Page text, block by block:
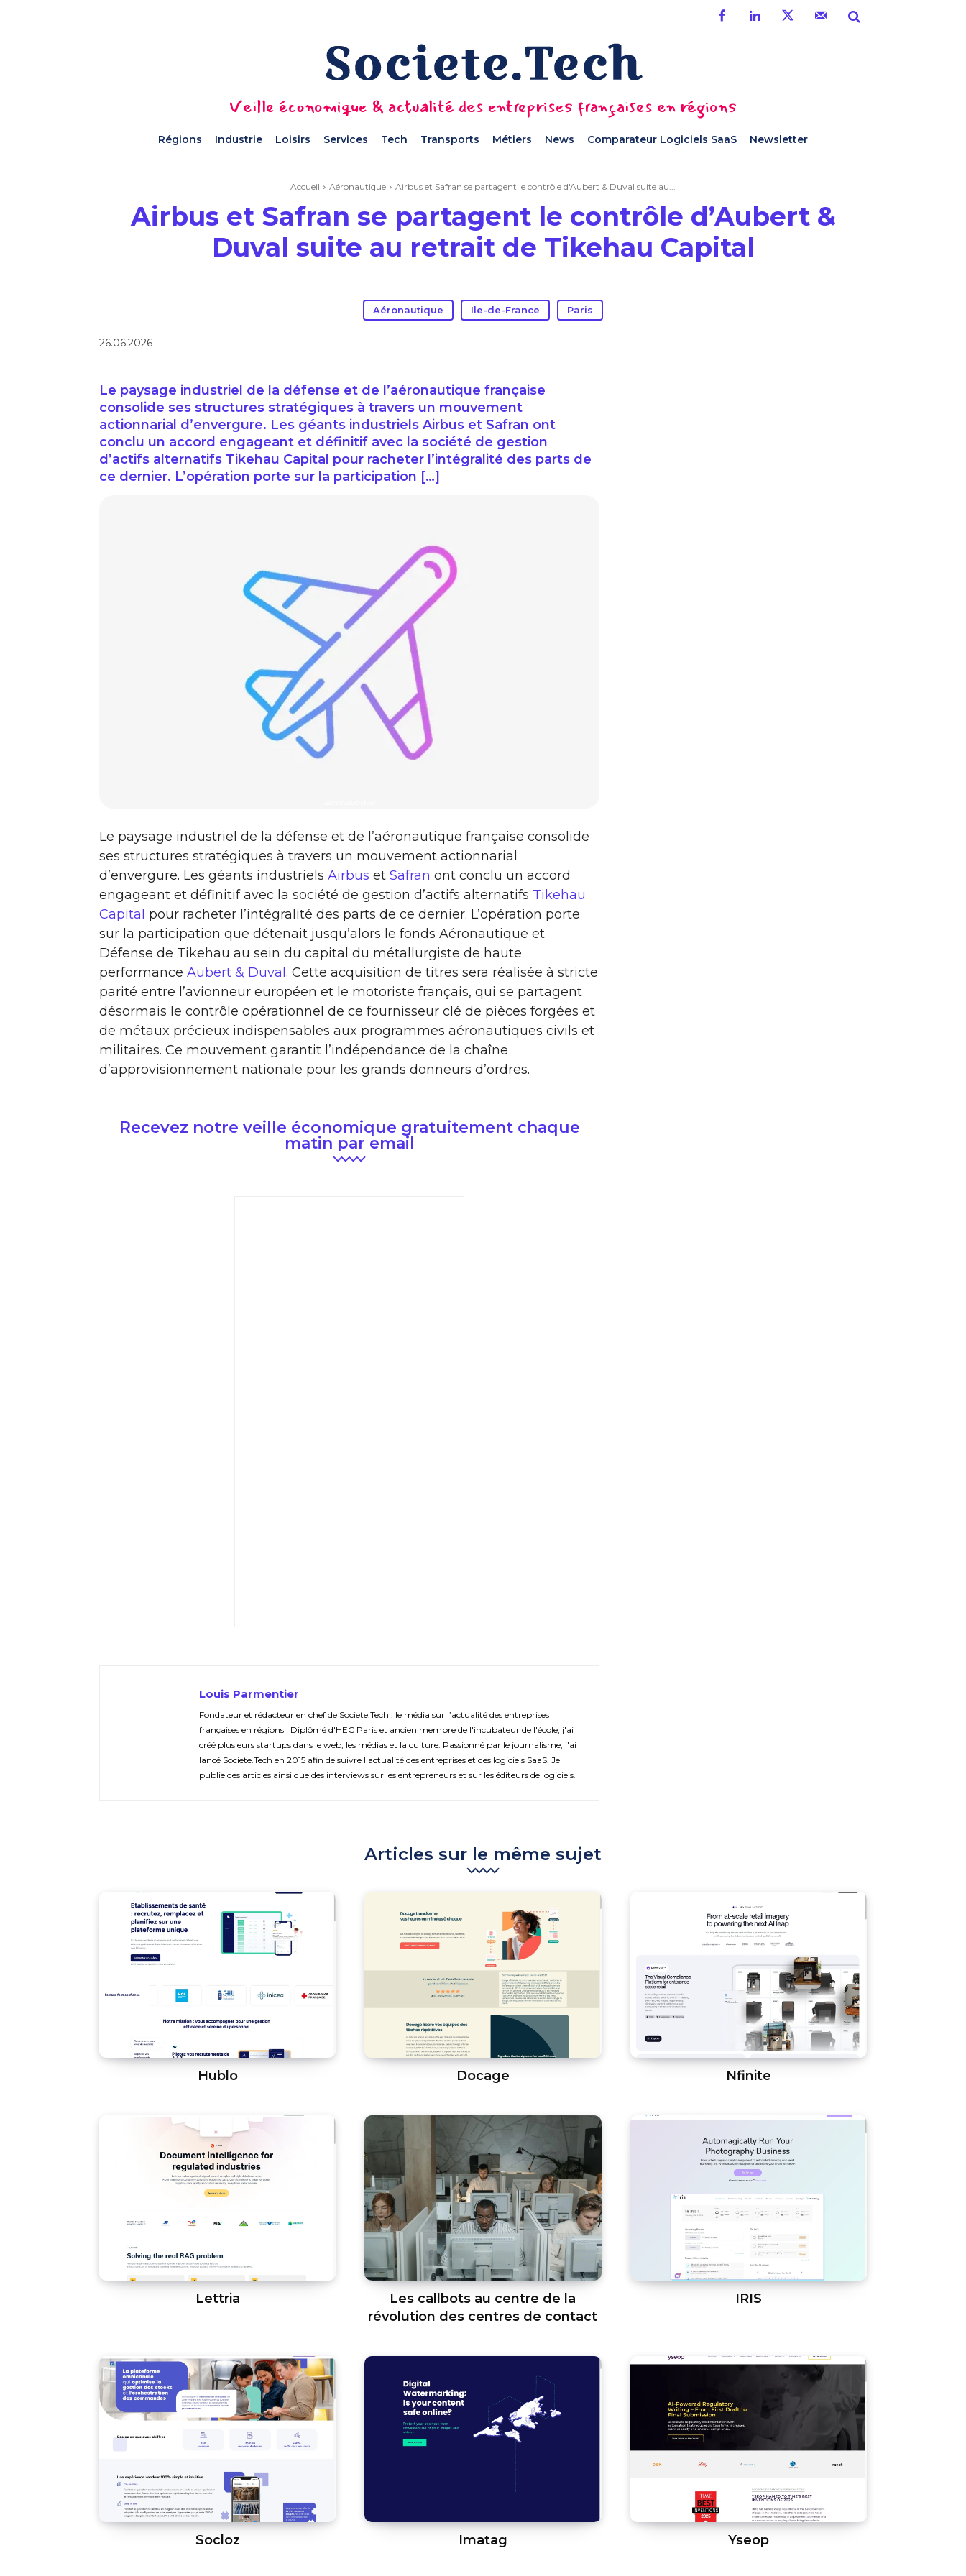
Veille économique & actualité des entreprises françaises en régions
Régions Industrie Loisirs Services Tech Transports Métiers News Comparateur Logiciels SaaS Newsletter
Accueil Aéronautique Airbus et Safran se partagent le contrôle d'Aubert & Duval suite au...
Airbus et Safran se partagent le contrôle d’Aubert &
Duval suite au retrait de Tikehau Capital
Aéronautique Ile-de-France Paris
26.06.2026
Le paysage industriel de la défense et de l’aéronautique française
consolide ses structures stratégiques à travers un mouvement
actionnarial d’envergure. Les géants industriels Airbus et Safran ont
conclu un accord engageant et définitif avec la société de gestion
d’actifs alternatifs Tikehau Capital pour racheter l’intégralité des parts de
ce dernier. L’opération porte sur la participation […]
Le paysage industriel de la défense et de l’aéronautique française consolide
ses structures stratégiques à travers un mouvement actionnarial
d’envergure. Les géants industriels Airbus et Safran ont conclu un accord
engageant et définitif avec la société de gestion d’actifs alternatifs Tikehau
Capital pour racheter l’intégralité des parts de ce dernier. L’opération porte
sur la participation que détenait jusqu’alors le fonds Aéronautique et
Défense de Tikehau au sein du capital du métallurgiste de haute
performance Aubert & Duval . Cette acquisition de titres sera réalisée à stricte
parité entre l’avionneur européen et le motoriste français, qui se partagent
désormais le contrôle opérationnel de ce fournisseur clé de pièces forgées et
de métaux précieux indispensables aux programmes aéronautiques civils et
militaires. Ce mouvement garantit l’indépendance de la chaîne
d’approvisionnement nationale pour les grands donneurs d’ordres.
Recevez notre veille économique gratuitement chaque
matin par email
Louis Parmentier
Fondateur et rédacteur en chef de Societe.Tech : le média sur l’actualité des entreprises
françaises en régions ! Diplômé d'HEC Paris et ancien membre de l'incubateur de l'école, j'ai
créé plusieurs startups dans le web, les médias et la culture. Passionné par le journalisme, j'ai
lancé Societe.Tech en 2015 afin de suivre l'actualité des entreprises et des logiciels SaaS. Je
publie des articles ainsi que des interviews sur les entrepreneurs et sur les éditeurs de logiciels.
Articles sur le même sujet
Hublo Docage Nfinite
Lettria
Les callbots au centre de la
révolution des centres de contact
IRIS
Socloz Imatag Yseop